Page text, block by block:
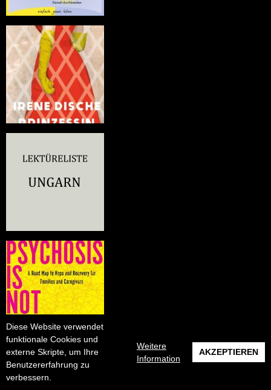
Diese Website verwendet
funktionale Cookies und
externe Skripte, um Ihre
Benutzererfahrung zu
verbessern.
Weitere
Information
AKZEPTIEREN